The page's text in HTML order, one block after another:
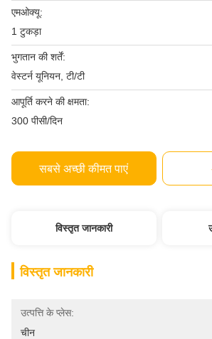
एमओक्यू:
1 टुकड़ा
भुगतान की शर्तें:
वेस्टर्न यूनियन, टी/टी
आपूर्ति करने की क्षमता:
300 पीसी/दिन
सबसे अच्छी कीमत पाएं
विस्तृत जानकारी
विस्तृत जानकारी
उत्पत्ति के प्लेस:
चीन